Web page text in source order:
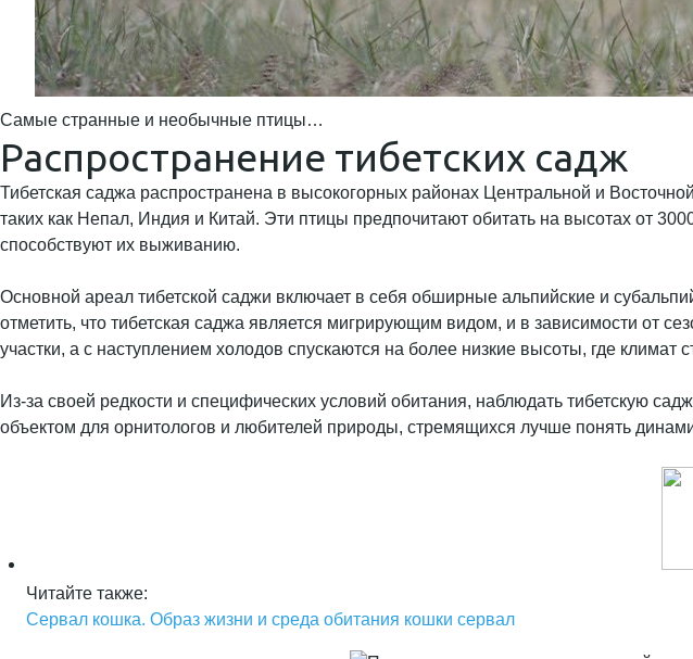
Самые странные и необычные птицы…
Распространение тибетских садж
Тибетская саджа распространена в высокогорных районах Центральной и
таких как Непал, Индия и Китай. Эти птицы предпочитают обитать на высотах от
способствуют их выживанию.
Основной ареал тибетской саджи включает в себя обширные альпийские и
отметить, что тибетская саджа является мигрирующим видом, и в зависимости от
участки, а с наступлением холодов спускаются на более низкие высоты, где климат
Из-за своей редкости и специфических условий обитания, наблюдать тибетскую
объектом для орнитологов и любителей природы, стремящихся лучше понять
Читайте также:
Сервал кошка. Образ жизни и среда обитания кошки сервал